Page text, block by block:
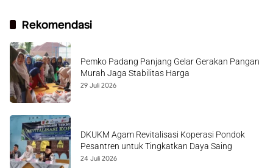
Rekomendasi
Pemko Padang Panjang Gelar Gerakan Pangan
Murah Jaga Stabilitas Harga
29 Juli 2026
DKUKM Agam Revitalisasi Koperasi Pondok
Pesantren untuk Tingkatkan Daya Saing
24 Juli 2026